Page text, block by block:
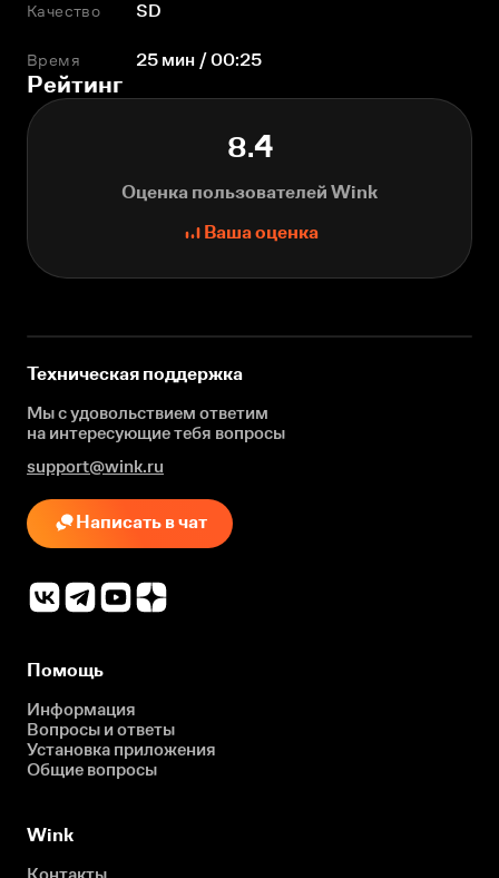
Качество SD
Время 25 мин / 00:25
Рейтинг
8.4
Оценка пользователей Wink
Ваша оценка
Техническая поддержка
Мы с удовольствием ответим
на интересующиетебя вопросы
support@wink.ru
Написать в чат
Помощь
Информация
Вопросы и ответы
Установка приложения
Общие вопросы
Wink
Контакты